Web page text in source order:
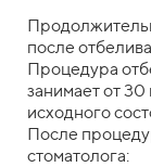
после
Процедура
занимает от 30
исходного
После
стоматолога: